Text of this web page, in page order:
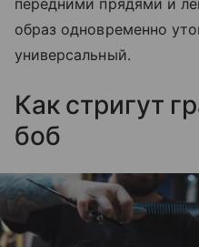
образ одновременно
универсальный.
Как стригут
боб